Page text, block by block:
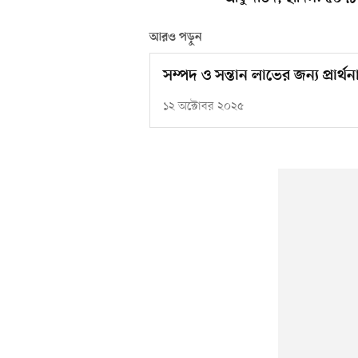
আরও পড়ুন
সম্পদ ও সন্তান লাভের জন্য
১২ অক্টোবর ২০২৫